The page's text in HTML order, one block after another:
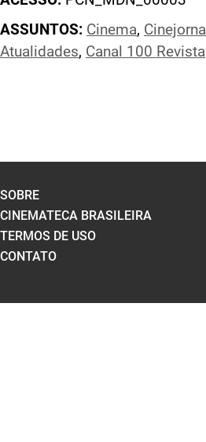
ASSUNTOS: Cinema, Cinejornal
Atualidades, Canal 100 Revista
SOBRE
CINEMATECA BRASILEIRA
TERMOS DE USO
CONTATO